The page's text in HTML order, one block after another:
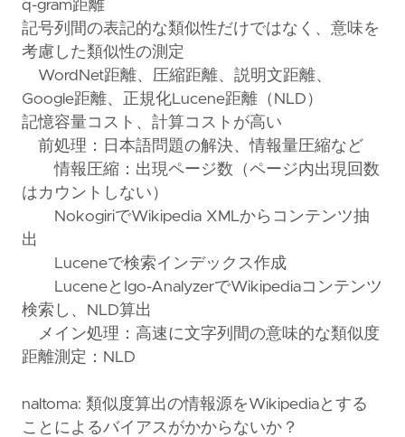
q-gram距離
記号列間の表記的な類似性だけではなく、意味を
考慮した類似性の測定
WordNet距離、圧縮距離、説明文距離、
Google距離、正規化Lucene距離（NLD）
記憶容量コスト、計算コストが高い
前処理：日本語問題の解決、情報量圧縮など
情報圧縮：出現ページ数（ページ内出現回数
はカウントしない）
NokogiriでWikipedia XMLからコンテンツ抽
出
Luceneで検索インデックス作成
LuceneとIgo-AnalyzerでWikipediaコンテンツ
検索し、NLD算出
メイン処理：高速に文字列間の意味的な類似度
距離測定：NLD
naltoma: 類似度算出の情報源をWikipediaとする
ことによるバイアスがかからないか？